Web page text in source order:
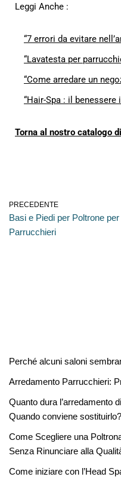
Leggi Anche :
“7 errori da evitare
“Lavatesta per
“Come arredare un
“Hair-Spa : il
Torna al nostro catalogo
PRECEDENTE
Basi e Piedi per Poltrone per
Parrucchieri
Perché alcuni saloni
Arredamento Parrucchieri:
Quanto dura l’arredamento
Quando conviene sostituirlo?
Come Scegliere una
Senza Rinunciare alla
Come iniziare con l’Head